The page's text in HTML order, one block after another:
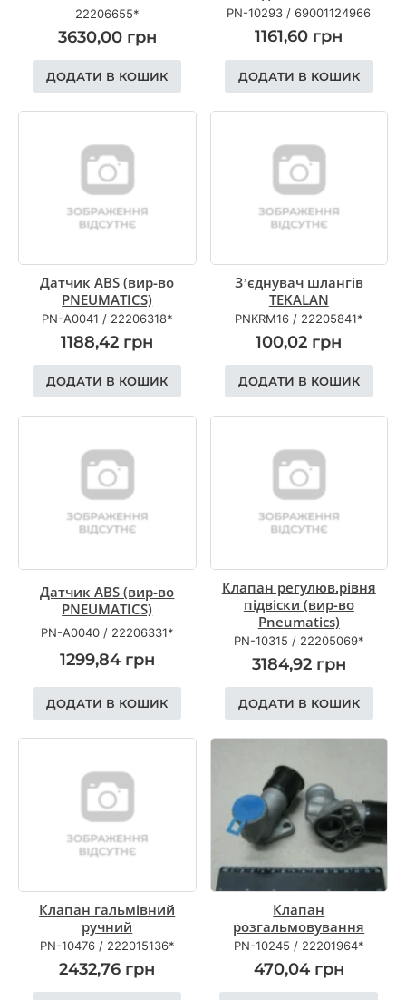
22206655*
3630,00 грн
ДОДАТИ В КОШИК
PN-10293 /69001124966
1161,60 грн
ДОДАТИ В КОШИК
Датчик ABS (вир-во
PNEUMATICS)
PN-A0041 / 22206318*
1188,42 грн
ДОДАТИ В КОШИК
З’єднувач шлангів
TEKALAN
PNKRM16/ 22205841*
100,02 грн
ДОДАТИ В КОШИК
Датчик ABS (вир-во
PNEUMATICS)
PN-A0040/ 22206331*
1299,84 грн
ДОДАТИ В КОШИК
Клапан регулюв.рівня
підвіски (вир-во
Pneumatics)
PN-10315 / 22205069*
3184,92 грн
ДОДАТИ В КОШИК
Клапан гальмівний
ручний
PN-10476/ 222015136*
2432,76 грн
Клапан
розгальмовування
PN-10245 / 22201964*
470,04 грн